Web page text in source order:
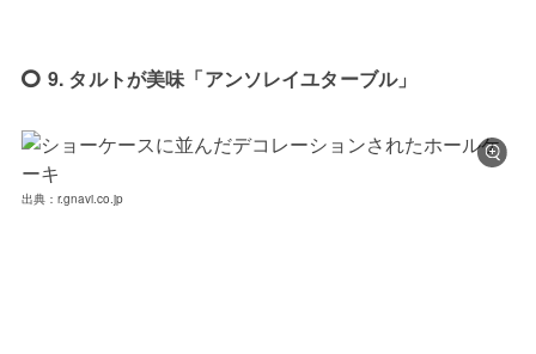
9. タルトが美味「アンソレイユターブル」
出典：r.gnavi.co.jp